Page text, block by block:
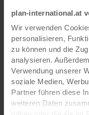
plan-international.at
Wir verwenden
personalisieren,
zu können und die
analysieren.
Verwendung unserer
soziale Medien,
Partner führen diese
weiteren Daten
Ziele für
DieSustainable
ein globaler
wie Armut,
gemeinsam zu